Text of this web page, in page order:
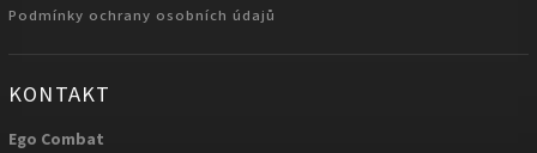
Podmínky ochrany osobních údajů
KONTAKT
Ego Combat